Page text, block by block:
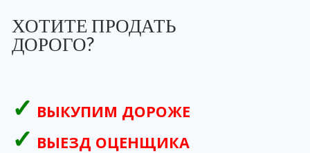
ХОТИТЕ ПРОДАТЬ
ДОРОГО?
ВЫКУПИМ ДОРОЖЕ
ВЫЕЗД ОЦЕНЩИКА